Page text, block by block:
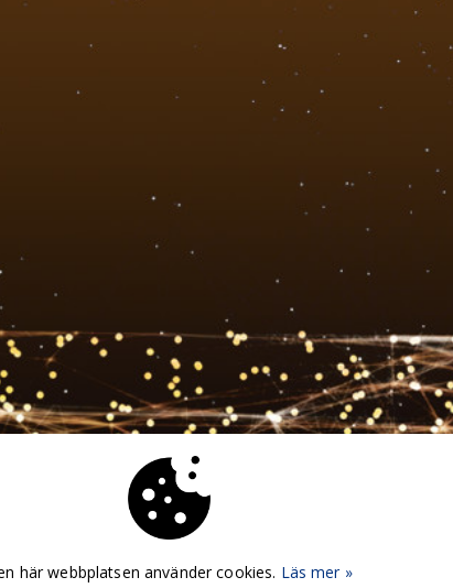
här webbplatsen använder cookies. Läs mer »